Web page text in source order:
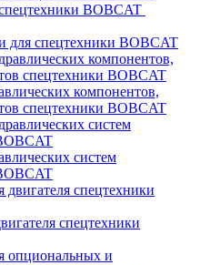
BOBCAT
для спецтехники BOBCAT
компонентов,
спецтехники BOBCAT
систем
спецтехники